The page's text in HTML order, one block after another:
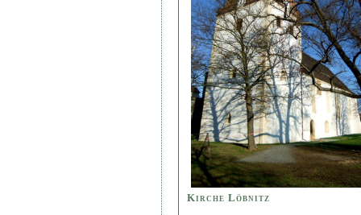
Kirche Löbnitz